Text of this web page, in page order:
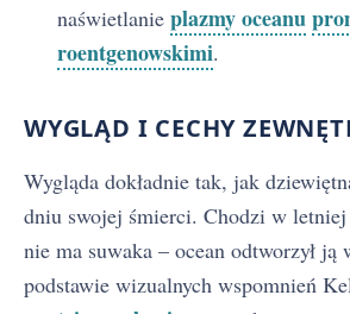
naświetlanie plazmy oceanu
roentgenowskimi.
WYGLĄD I CECHY
Wygląda dokładnie tak, jak
dniu swojej śmierci. Chodzi w
nie ma suwaka – ocean odtworzył ją
podstawie wizualnych wspomnień